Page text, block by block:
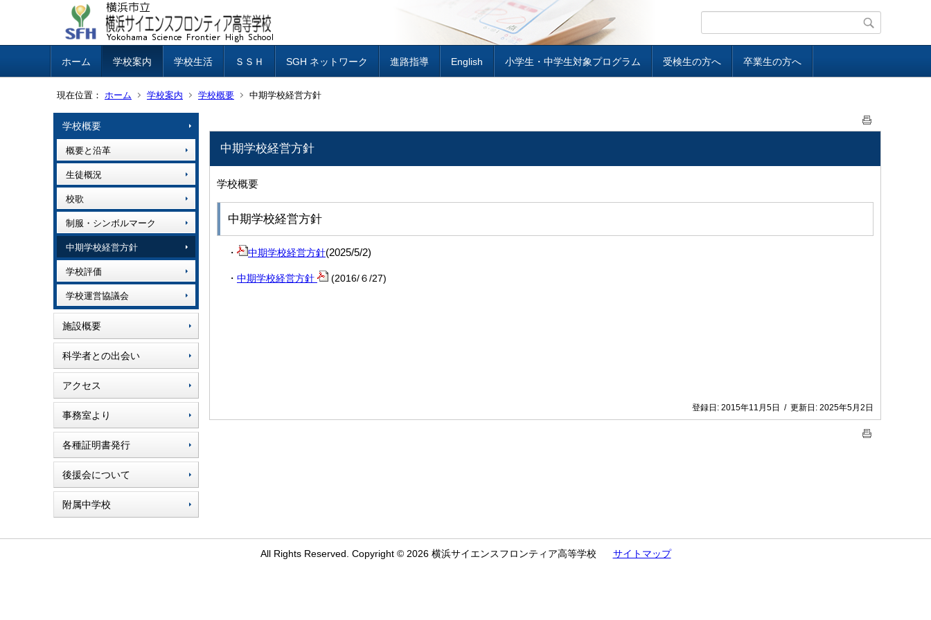
ホーム 学校案内 学校生活 ＳＳＨ SGH ネットワーク 進路指導 English 小学生・中学生対象プログラム 受検生の方へ 卒業生の方へ
現在位置： ホーム 学校案内 学校概要 中期学校経営方針
学校概要
概要と沿革
生徒概況
校歌
制服・シンボルマーク
中期学校経営方針
学校評価
学校運営協議会
施設概要
科学者との出会い
アクセス
事務室より
各種証明書発行
後援会について
附属中学校
中期学校経営方針
学校概要
中期学校経営方針
・ 中期学校経営方針(2025/5/2)
・ 中期学校経営方針 (2016/６/27)
登録日: 2015年11月5日 / 更新日: 2025年5月2日
All Rights Reserved. Copyright © 2026 横浜サイエンスフロンティア高等学校 サイトマップ